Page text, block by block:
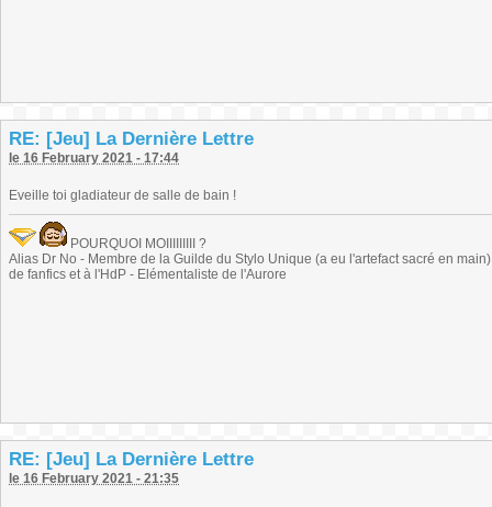
RE: [Jeu] La Dernière Lettre
le 16 February 2021 - 17:44
Eveille toi gladiateur de salle de bain !
POURQUOI MOIIIIIIIII ?
Alias Dr No - Membre de la Guilde du Stylo Unique (a eu l'artefact sacré en
de fanfics et à l'HdP - Elémentaliste de l'Aurore
RE: [Jeu] La Dernière Lettre
le 16 February 2021 - 21:35